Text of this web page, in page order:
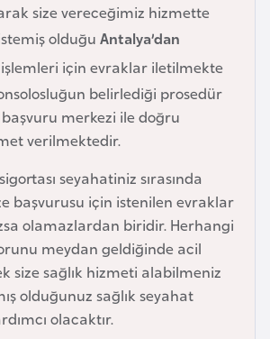
size vereceğimiz hizmette
olduğu Antalya’dan
işlemleri için evraklar iletilmekte
belirlediği prosedür
merkezi ile doğru
verilmektedir.
seyahatiniz sırasında
başvurusu için istenilen evraklar
olamazlardan biridir. Herhangi
meydan geldiğinde acil
size sağlık hizmeti alabilmeniz
olduğunuz sağlık seyahat
olacaktır.